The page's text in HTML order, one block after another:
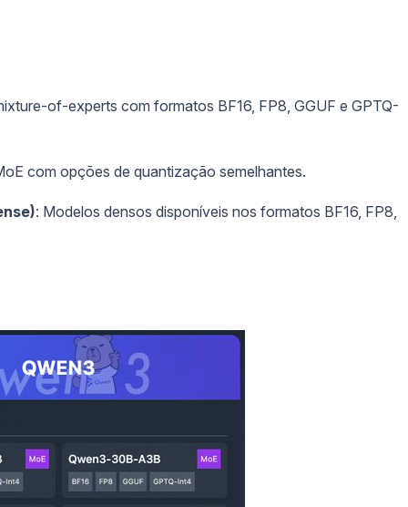
of-experts com formatos BF16, FP8, GGUF e GPTQ-
com opções de quantização semelhantes.
: Modelos densos disponíveis nos formatos BF16, FP8,